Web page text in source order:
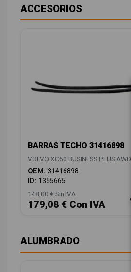
ACCESORIOS
BARRAS TECHO 31416898
VOLVO XC60 BUSINESS PLUS AWD
OEM: 31416898
ID: 1355665
148,00 € Sin IVA
179,08 € Con IVA
ALUMBRADO